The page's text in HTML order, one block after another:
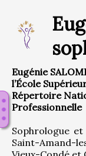
Eugénie
l’École
Répertoire
Professionnelle
Sophrologue
Saint-Amand-